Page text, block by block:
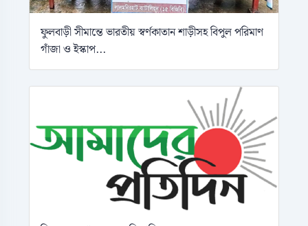
ফুলবাড়ী সীমান্তে ভারতীয় স্বর্ণকাতান শাড়ীসহ বিপুল পরিমাণ
গাঁজা ও ইস্কাপ...